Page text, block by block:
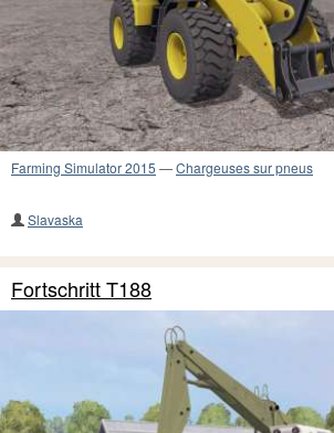
Farming Simulator 2015 —Chargeuses sur pneus
Slavaska
Fortschritt T188